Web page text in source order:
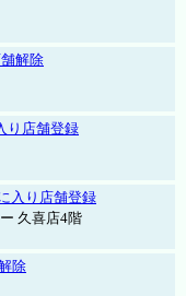
解除
り店舗登録
入り店舗登録
久喜店4階
除